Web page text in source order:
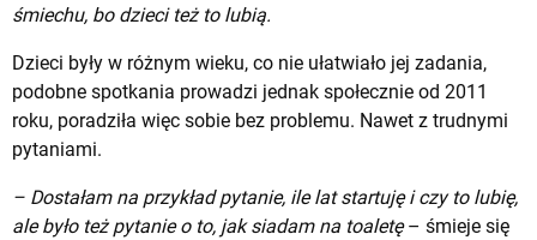
śmiechu, bo dzieci też to lubią.
Dzieci były w różnym wieku, co nie ułatwiało jej zadania,
podobne spotkania prowadzi jednak społecznie od 2011
roku, poradziła więc sobie bez problemu. Nawet z trudnymi
pytaniami.
– Dostałam na przykład pytanie, ile lat startuję i czy to lubię,
ale było też pytanie o to, jak siadam na toaletę– śmieje się